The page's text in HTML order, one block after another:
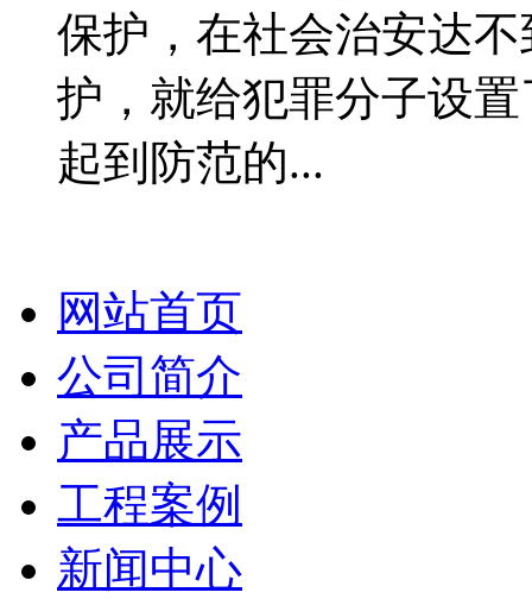
保护，在社会治安达
护，就给犯罪分子设
起到防范的...
网站首页
公司简介
产品展示
工程案例
新闻中心